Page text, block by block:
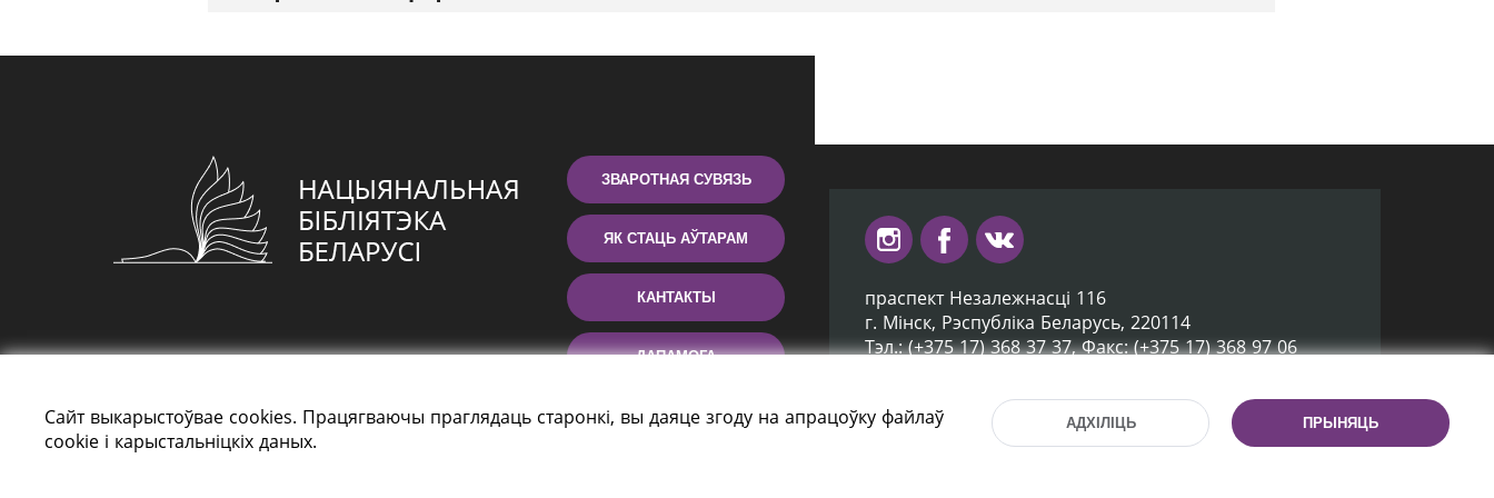
ЗВАРОТНАЯ СУВЯЗЬ
ЯК СТАЦЬ АЎТАРАМ
КАНТАКТЫ
ДАПАМОГА
праспект Незалежнасці 116
г. Мiнск, Рэспубліка Беларусь, 220114
Тэл.: (+375 17) 368 37 37, Факс: (+375 17) 368 97 06
Усе правы абаронены: «Нацыянальная бібліятэка Беларусі» 2006 — 2026 Распрацоўка сайта:mrsoft.by
Сайт выкарыстоўвае cookies. Працягваючы праглядаць старонкі, вы даяце згоду на апрацоўку файлаў
cookie і карыстальніцкіх даных.
АДХІЛІЦЬ ПРЫНЯЦЬ